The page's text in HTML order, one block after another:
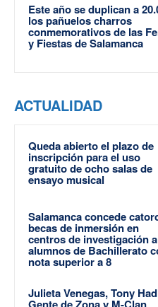
Este año se duplican a
los pañuelos charros
conmemorativos de las
y Fiestas de Salamanca
ACTUALIDAD
Queda abierto el plazo de
inscripción para el uso
gratuito de ocho salas de
ensayo musical
Salamanca concede
becas de inmersión en
centros de investigación a
alumnos de Bachillerato
nota superior a 8
Julieta Venegas, Tony